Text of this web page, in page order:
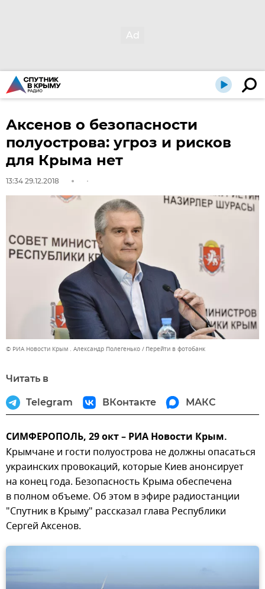
Аксенов о безопасности
полуострова: угроз и рисков
для Крыма нет
13:34 29.12.2018
© РИА Новости Крым . Александр Полегенько Перейти в фотобанк
Читать в
Telegram ВКонтакте МАКС
СИМФЕРОПОЛЬ, 29 окт – РИА Новости Крым.
Крымчане и гости полуострова не должны опасаться
украинских провокаций, которые Киев анонсирует
на конец года. Безопасность Крыма обеспечена
в полном объеме. Об этом в эфире радиостанции
"Спутник в Крыму" рассказал глава Республики
Сергей Аксенов.